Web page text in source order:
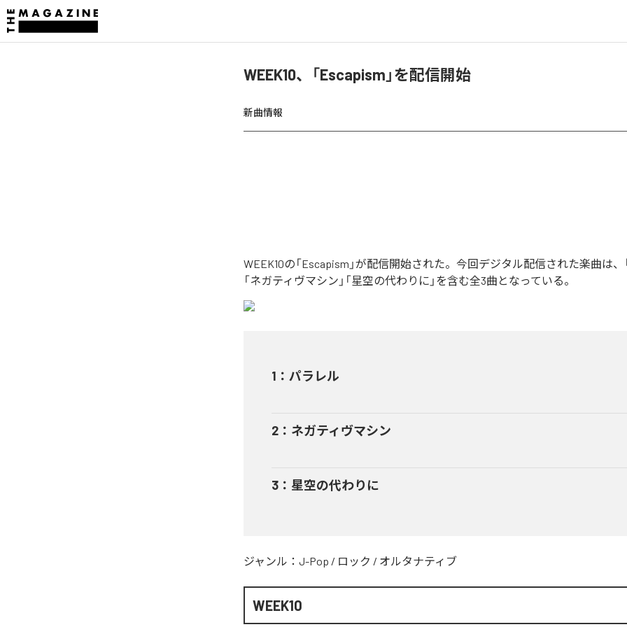
WEEK10、「Escapism」を配信開始
新曲情報
WEEK10の「Escapism」が配信開始された。今回デジタル配信された楽曲は、
「ネガティヴマシン」「星空の代わりに」を含む全3曲となっている。
1 ： パラレル
2 ： ネガティヴマシン
3 ： 星空の代わりに
ジャンル： J-Pop / ロック / オルタナティブ
WEEK10